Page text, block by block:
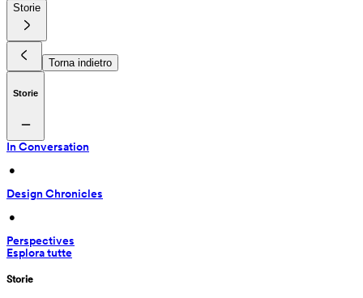
Storie
Torna indietro
Storie
In Conversation
•
Design Chronicles
•
Perspectives
Esplora tutte
Storie